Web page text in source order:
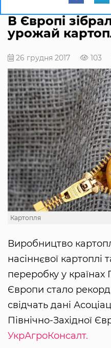
В Європі
урожай
26 грудня 2017 103
Картопля
Виробництво
насіннєвої картоплі
переробку у країнах
Європи стало
свідчать дані
Північно-Західної
УкрАгроКонсалт.